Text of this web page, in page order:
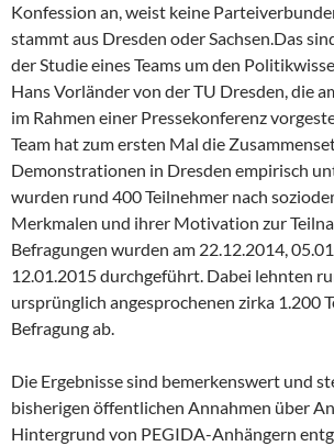
Konfession an, weist keine
stammt aus Dresden oder Sachsen.Das
der Studie eines Teams um den
Hans Vorländer von der TU Dresden, die
im Rahmen einer Pressekonferenz
Team hat zum ersten Mal die
Demonstrationen in Dresden empirisch
wurden rund 400 Teilnehmer nach
Merkmalen und ihrer Motivation zur
Befragungen wurden am 22.12.2014,
12.01.2015 durchgeführt. Dabei lehnten
ursprünglich angesprochenen zirka 1.200
Befragung ab.
Die Ergebnisse sind bemerkenswert und
bisherigen öffentlichen Annahmen über
Hintergrund von PEGIDA-Anhängern